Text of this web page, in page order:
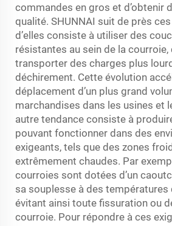
commandes en gros et d’obtenir
qualité. SHUNNAI suit de près ces
d’elles consiste à utiliser des
résistantes au sein de la
transporter des charges plus
déchirement. Cette évolution
déplacement d’un plus grand
marchandises dans les usines et
autre tendance consiste à
pouvant fonctionner dans des
exigeants, tels que des zones
extrêmement chaudes. Par
courroies sont dotées d’un
sa souplesse à des températures
évitant ainsi toute fissuration ou
courroie. Pour répondre à ces